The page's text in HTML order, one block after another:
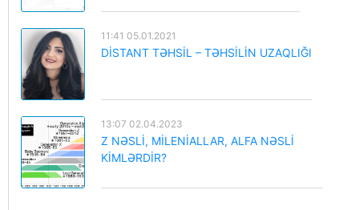
11:41 05.01.2021
DİSTANT TƏHSİL – TƏHSİLİN UZAQLIĞI
13:07 02.04.2023
Z NƏSLİ, MİLENİALLAR, ALFA NƏSLİ
KİMLƏRDİR?